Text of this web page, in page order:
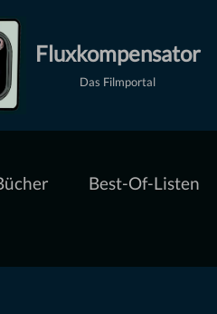
Fluxkompensator
Das Filmportal
Best-Of-Listen